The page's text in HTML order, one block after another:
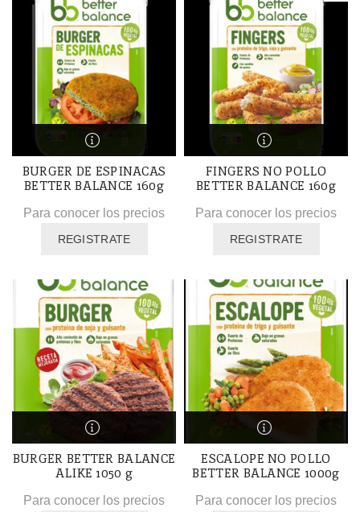
BURGER DE ESPINACAS
BETTER BALANCE 160g
Para conocer los precios
REGISTRATE
FINGERS NO POLLO
BETTER BALANCE 160g
Para conocer los precios
REGISTRATE
BURGER BETTER BALANCE
ALIKE 1050 g
Para conocer los precios
ESCALOPE NO POLLO
BETTER BALANCE 1000g
Para conocer los precios